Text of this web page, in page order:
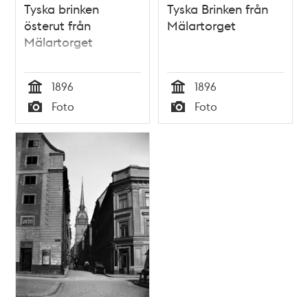
Tyska brinken
österut från
Mälartorget
Tid
1896
Typ
Foto
Tyska Brinken från
Mälartorget
Tid
1896
Typ
Foto